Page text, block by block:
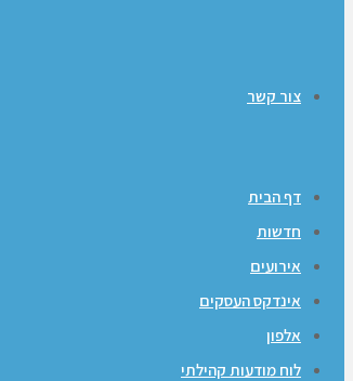
צור קשר
דף הבית
חדשות
אירועים
אינדקס העסקים
אלפון
לוח מודעות קהילתי